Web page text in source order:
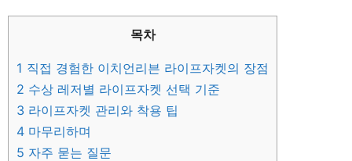
목차
1 직접 경험한 이치언리븐 라이프자켓의 장점
2 수상 레저별 라이프자켓 선택 기준
3 라이프자켓 관리와 착용 팁
4 마무리하며
5 자주 묻는 질문